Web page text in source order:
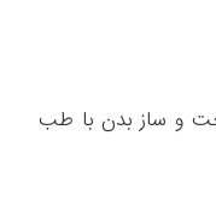
و ساز بدن با طب